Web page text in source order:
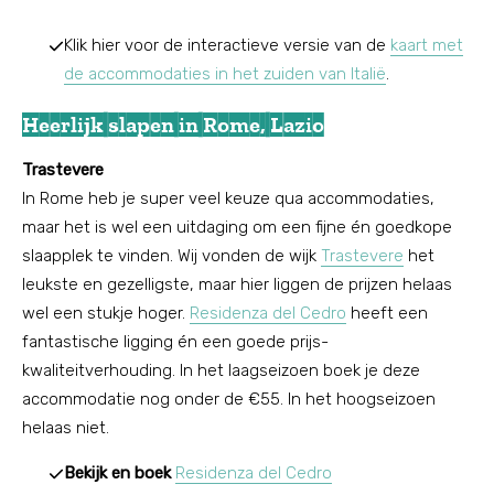
Klik hier voor de interactieve versie van de kaart met
de accommodaties in het zuiden van Italië.
Heerlijk slapen in Rome, Lazio
Trastevere
In Rome heb je super veel keuze qua accommodaties,
maar het is wel een uitdaging om een fijne én goedkope
slaapplek te vinden. Wij vonden de wijk Trastevere het
leukste en gezelligste, maar hier liggen de prijzen helaas
wel een stukje hoger. Residenza del Cedro heeft een
fantastische ligging én een goede prijs-
kwaliteitverhouding. In het laagseizoen boek je deze
accommodatie nog onder de €55. In het hoogseizoen
helaas niet.
Bekijk en boek Residenza del Cedro